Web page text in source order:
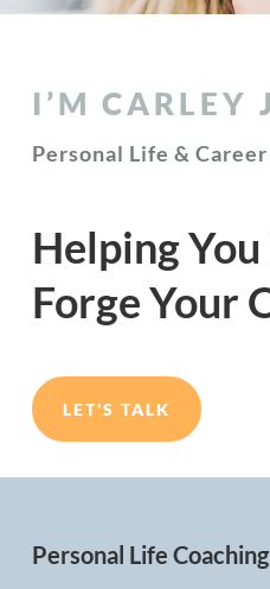
I’M CARLEY
Personal Life & Career
Helping
Forge Your
LET'S TALK
Personal Life Coaching